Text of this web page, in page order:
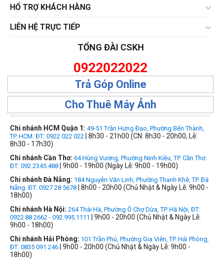
HỔ TRỢ KHÁCH HÀNG
LIÊN HỆ TRỰC TIẾP
TỔNG ĐÀI CSKH
0922022022
Trả Góp Online
Cho Thuê Máy Ảnh
Chi nhánh HCM Quận 1: 49-51 Trần Hưng Đạo, Phường Bến Thành,
TP. HCM. ĐT: 0922 022 022 | 8h30 - 21h00 (CN: 8h30 - 20h00, Lễ:
8h30 - 17h30)
Chi nhánh Cần Thơ: 64 Hùng Vương, Phường Ninh Kiều, TP. Cần Thơ.
ĐT: 092.2345.488 | 9h00 - 19h00 (Ngày Lễ: 9h00 - 19h00)
Chi nhánh Đà Nẵng: 184 Nguyễn Văn Linh, Phường Thanh Khê, TP. Đà
Nẵng. ĐT: 0927 28 5678 | 8h00 - 20h00 (Chủ Nhật & Ngày Lễ: 9h00 -
18h00)
Chi nhánh Hà Nội: 264 Thái Hà, Phường Ô Chợ Dừa, TP. Hà Nội, ĐT:
0922 88 2662 - 092.995.1111
| 9h00 - 20h00 (Chủ Nhật & Ngày Lễ:
9h00 - 18h00)
Chi nhánh Hải Phòng: 101 Trần Phú, Phường Gia Viên, TP. Hải Phòng,
ĐT: 0835 091 246 | 9h00 - 20h00 (Chủ Nhật & Ngày Lễ: 9h00 -
18h00)